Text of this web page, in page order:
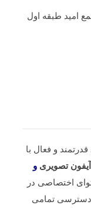
آخوند خراسانی 7 مجتمع امید طبقه اول
و فعال با
تصویری و
اختصاصی در
دسترسی تمامی